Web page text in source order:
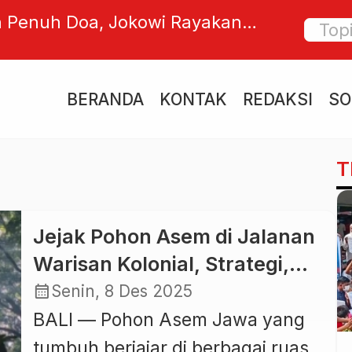
Doa, Jokowi Rayakan
BERANDA KONTAK REDAKSI
Jejak Pohon Asem di Jalanan
Warisan Kolonial, Strategi,
Fungsi, dan Manfaat yang
Masih Terasa Hingga Kini
calendar_monthSenin, 8 Des 2025
BALI — Pohon Asem Jawa yang